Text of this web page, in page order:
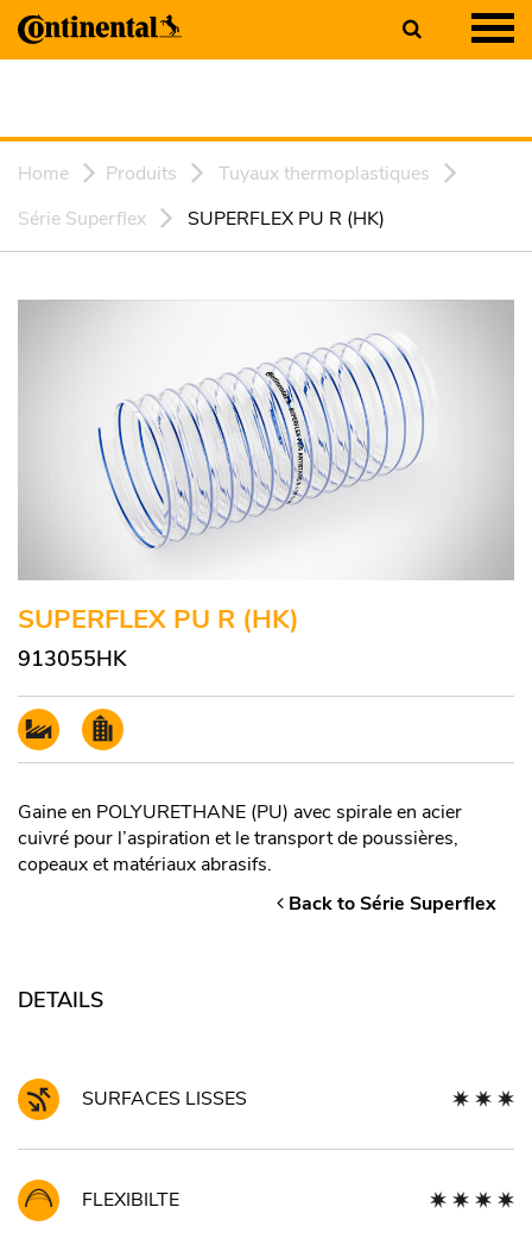
Home Produits
Tuyaux thermoplastiques
Série Superflex
SUPERFLEX PU R (HK)
SUPERFLEX PU R (HK)
913055HK
Gaine en POLYURETHANE (PU) avec spirale en acier
cuivré pour l’aspiration et le transport de poussières,
copeaux et matériaux abrasifs.
Back to Série Superflex
DETAILS
SURFACES LISSES
FLEXIBILTE